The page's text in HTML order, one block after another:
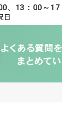
、13：00～17
日